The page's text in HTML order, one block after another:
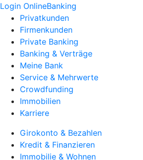
Login OnlineBanking
Privatkunden
Firmenkunden
Private Banking
Banking & Verträge
Meine Bank
Service & Mehrwerte
Crowdfunding
Immobilien
Karriere
Girokonto & Bezahlen
Kredit & Finanzieren
Immobilie & Wohnen